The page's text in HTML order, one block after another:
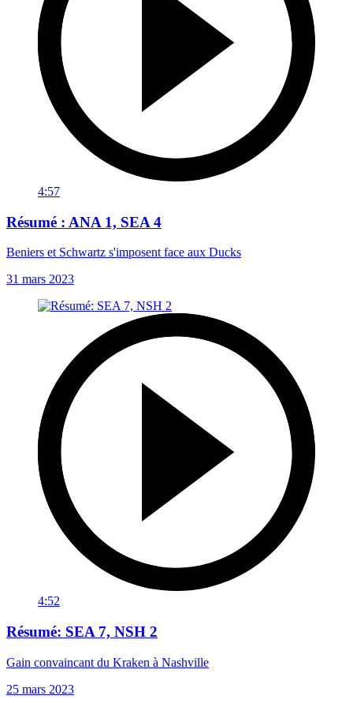
4:57
Résumé : ANA 1, SEA 4
Beniers et Schwartz s'imposent face aux Ducks
31 mars 2023
4:52
Résumé: SEA 7, NSH 2
Gain convaincant du Kraken à Nashville
25 mars 2023